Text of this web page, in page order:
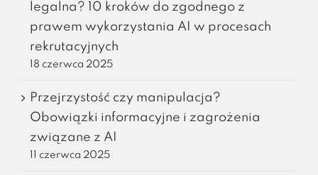
legalna? 10 kroków do zgodnego z
prawem wykorzystania AI w procesach
rekrutacyjnych
18 czerwca 2025
Przejrzystość czy manipulacja?
Obowiązki informacyjne i zagrożenia
związane z AI
11 czerwca 2025